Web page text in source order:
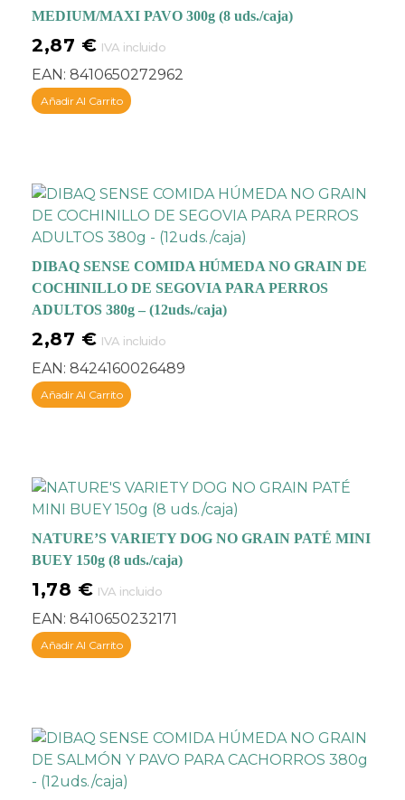
elaboradas con
protectores articulares
(condroitina y
glucosamina),
prebióticas
antioxidantes naturales
Todos los ingredientes
son en origen aptos para
fortalecer su sistema
inmunológico
digestivos.
MEDIUM/MAXI PAVO 300g (8 uds./caja)
2,87 € IVA incluido
EAN: 8410650272962
Añadir Al Carrito
DIBAQ SENSE COMIDA HÚMEDA NO GRAIN DE
COCHINILLO DE SEGOVIA PARA PERROS
ADULTOS 380g – (12uds./caja)
2,87 € IVA incluido
EAN: 8424160026489
Añadir Al Carrito
NATURE’S VARIETY DOG NO GRAIN PATÉ MINI
BUEY 150g (8 uds./caja)
1,78 € IVA incluido
EAN: 8410650232171
Añadir Al Carrito